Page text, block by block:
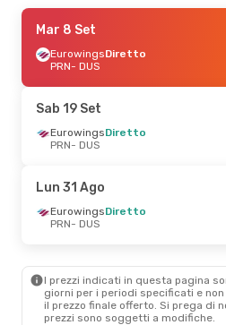
Sab 12 Set
EurowingsDiretto
PRN- DUS
DUS- PRN
Mar 8 Set
EurowingsDiretto
PRN- DUS
Sab 19 Set
EurowingsDiretto
PRN- DUS
Lun 31 Ago
EurowingsDiretto
PRN- DUS
I prezzi indicati in questa pagina
giorni per i periodi specificati e
il ​​prezzo finale offerto. Si prega di
prezzi sono soggetti a modifiche.